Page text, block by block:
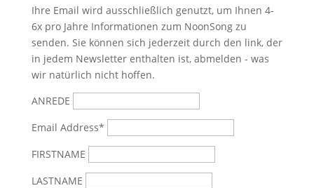
Ihre Email wird ausschließlich genutzt, um Ihnen 4-
6x pro Jahre Informationen zum NoonSong zu
senden. Sie können sich jederzeit durch den link, der
in jedem Newsletter enthalten ist, abmelden - was
wir natürlich nicht hoffen.
ANREDE
Email Address*
FIRSTNAME
LASTNAME